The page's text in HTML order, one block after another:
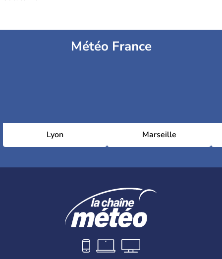
Météo France
Lyon Marseille